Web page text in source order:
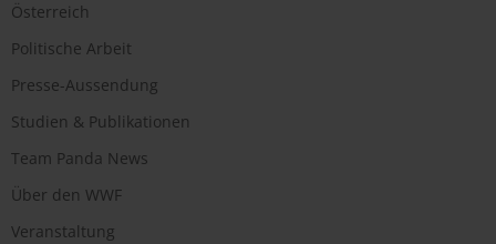
Österreich
Politische Arbeit
Presse-Aussendung
Studien & Publikationen
Team Panda News
Über den WWF
Veranstaltung